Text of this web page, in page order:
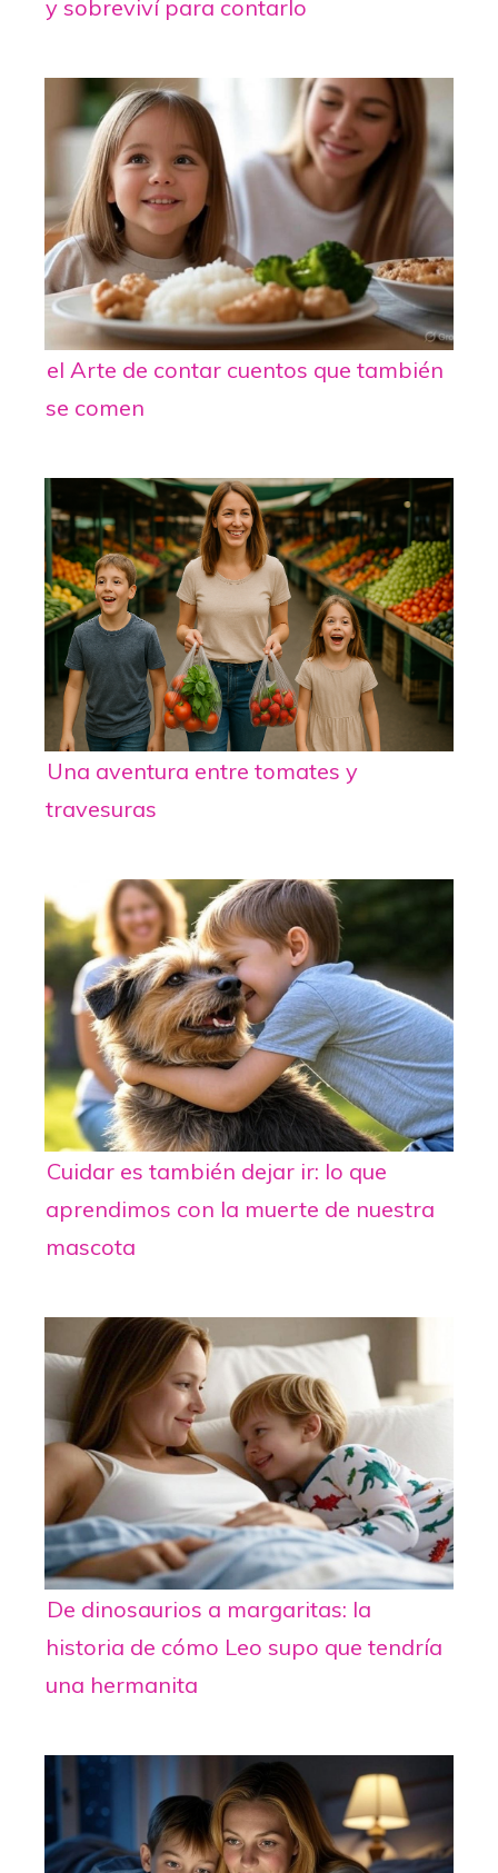
y sobreviví para contarlo
el Arte de contar cuentos que también
se comen
Una aventura entre tomates y
travesuras
Cuidar es también dejar ir: lo que
aprendimos con la muerte de nuestra
mascota
De dinosaurios a margaritas: la
historia de cómo Leo supo que tendría
una hermanita